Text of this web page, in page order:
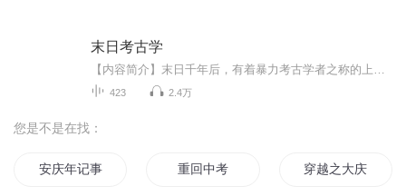
末日考古学
423 2.4万
您是不是在找：
安庆年记事 重回中考 穿越之大庆帝国